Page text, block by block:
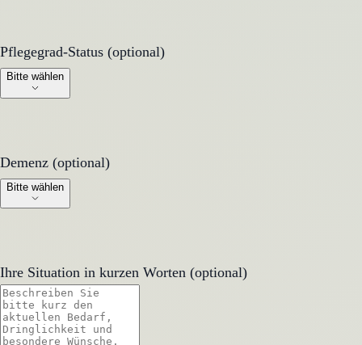
Pflegegrad-Status (optional)
Pflegegrad-Status (optional)
Bitte wählen
Demenz (optional)
Demenz (optional)
Bitte wählen
Ihre Situation in kurzen Worten (optional)